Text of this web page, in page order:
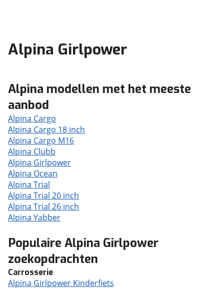
Alpina Girlpower
Alpina modellen met het meeste
aanbod
Alpina Cargo
Alpina Cargo 18 inch
Alpina Cargo M16
Alpina Clubb
Alpina Girlpower
Alpina Ocean
Alpina Trial
Alpina Trial 20 inch
Alpina Trial 26 inch
Alpina Yabber
Populaire Alpina Girlpower
zoekopdrachten
Carrosserie
Alpina Girlpower Kinderfiets